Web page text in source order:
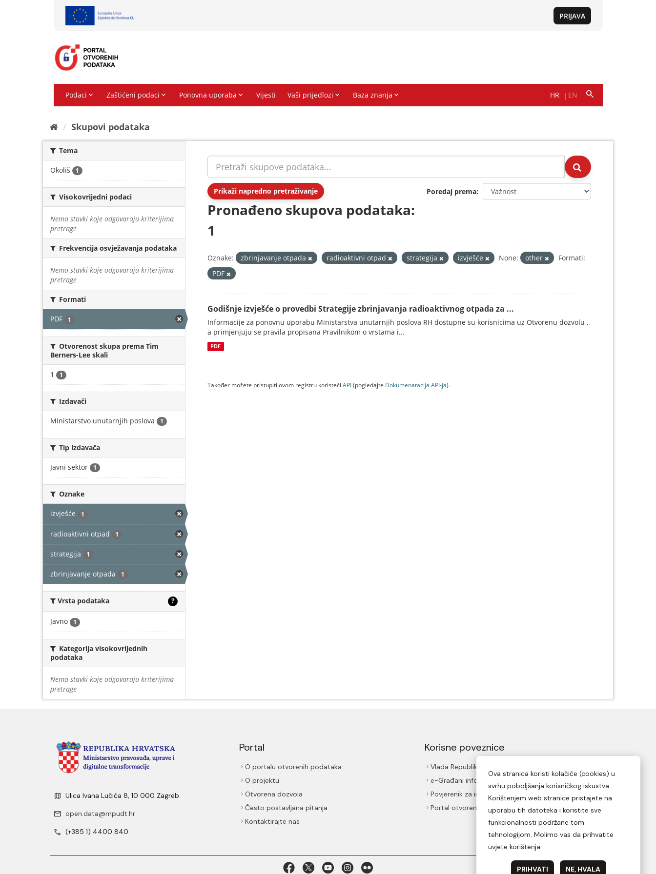
Skupovi podаtаkа
Tema
Okoliš 1
Visokovrijedni podaci
Nema stavki koje odgovaraju kriterijima
pretrage
Frekvencija osvježavanja podataka
Nema stavki koje odgovaraju kriterijima
pretrage
Formati
PDF 1
Otvorenost skupa prema Tim
Berners-Lee skali
1 1
Izdavači
Ministarstvo unutarnjih poslova 1
Tip izdavača
Javni sektor 1
Oznake
izvješće 1
radioaktivni otpad 1
strategija 1
zbrinjavanje otpada 1
Vrsta podataka ?
Javno 1
Kategorija visokovrijednih
podataka
Nema stavki koje odgovaraju kriterijima
pretrage
Prikaži napredno pretraživanje Poredaj prema
Pronađeno skupova podataka:
1
Oznake: zbrinjavanje otpada radioaktivni otpad strategija izvješće None: other
Formati:
PDF
Godišnje izvješće o provedbi Strategije zbrinjavanja radioaktivnog otpada za ...
Informacije za ponovnu uporabu Ministarstva unutarnjih poslova RH dostupne su korisnicima uz Otvorenu dozvolu ,
a primjenjuju se pravila propisana Pravilnikom o vrstama i...
PDF
Također možete pristupiti ovom registru koristeći API(pogledajte Dokumenаtаcijа API-jа).